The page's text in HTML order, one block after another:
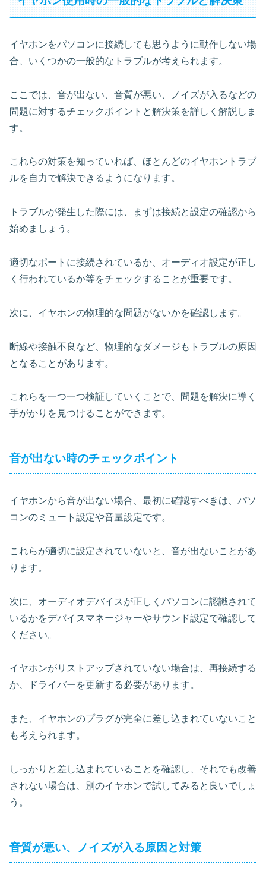
イヤホンをパソコンに接続しても思うように動作しない場
合、いくつかの一般的なトラブルが考えられます。
ここでは、音が出ない、音質が悪い、ノイズが入るなどの
問題に対するチェックポイントと解決策を詳しく解説しま
す。
これらの対策を知っていれば、ほとんどのイヤホントラブ
ルを自力で解決できるようになります。
トラブルが発生した際には、まずは接続と設定の確認から
始めましょう。
適切なポートに接続されているか、オーディオ設定が正し
く行われているか等をチェックすることが重要です。
次に、イヤホンの物理的な問題がないかを確認します。
断線や接触不良など、物理的なダメージもトラブルの原因
となることがあります。
これらを一つ一つ検証していくことで、問題を解決に導く
手がかりを見つけることができます。
音が出ない時のチェックポイント
イヤホンから音が出ない場合、最初に確認すべきは、パソ
コンのミュート設定や音量設定です。
これらが適切に設定されていないと、音が出ないことがあ
ります。
次に、オーディオデバイスが正しくパソコンに認識されて
いるかをデバイスマネージャーやサウンド設定で確認して
ください。
イヤホンがリストアップされていない場合は、再接続する
か、ドライバーを更新する必要があります。
また、イヤホンのプラグが完全に差し込まれていないこと
も考えられます。
しっかりと差し込まれていることを確認し、それでも改善
されない場合は、別のイヤホンで試してみると良いでしょ
う。
音質が悪い、ノイズが入る原因と対策